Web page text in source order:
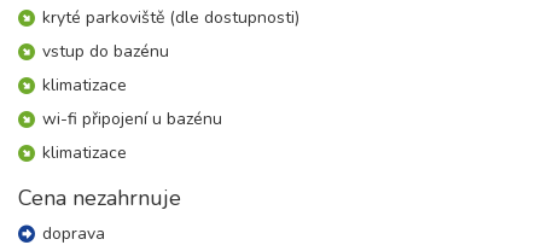
17.10. - 24.10.26
sobota - sobota
18 900 Kč
24.10. - 31.10.26
sobota - sobota
kryté parkoviště (dle dostupnosti)
vstup do bazénu
klimatizace
wi-fi připojení u bazénu
klimatizace
Cena nezahrnuje
doprava